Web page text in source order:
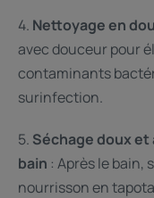
4. Nettoyage en
avec douceur pour
contaminants
surinfection.
5. Séchage doux
bain : Après le bain,
nourrisson en